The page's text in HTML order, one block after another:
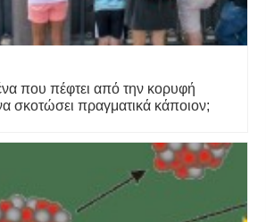
που πέφτει από την κορυφή
σκοτώσει πραγματικά κάποιον;